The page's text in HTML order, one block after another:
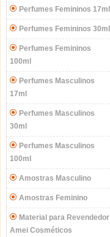
Perfumes Femininos 17ml
Perfumes Femininos 30ml
Perfumes Femininos
100ml
Perfumes Masculinos
17ml
Perfumes Masculinos
30ml
Perfumes Masculinos
100ml
Amostras Masculino
Amostras Feminino
Material para Revendedor
Amei Cosméticos